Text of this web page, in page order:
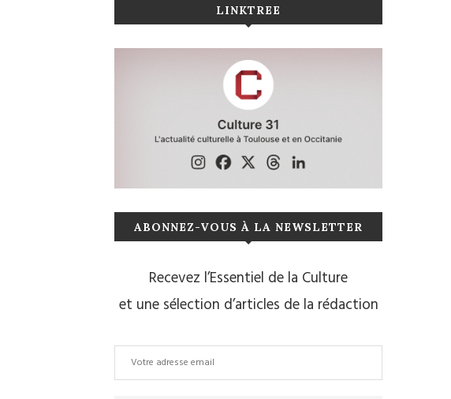
LINKTREE
ABONNEZ-VOUS À LA NEWSLETTER
Recevez l’Essentiel de la Culture
et une sélection d’articles de la rédaction